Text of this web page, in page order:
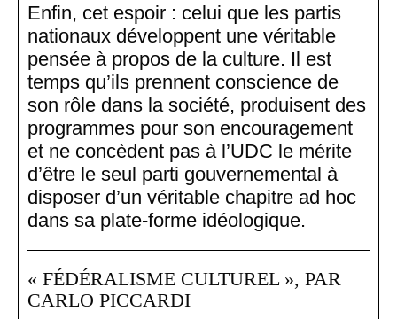
Enfin, cet espoir : celui que les partis
nationaux développent une véritable
pensée à propos de la culture. Il est
temps qu’ils prennent conscience de
son rôle dans la société, produisent des
programmes pour son encouragement
et ne concèdent pas à l’UDC le mérite
d’être le seul parti gouvernemental à
disposer d’un véritable chapitre ad hoc
dans sa plate-forme idéologique.
« FÉDÉRALISME CULTUREL », PAR
CARLO PICCARDI